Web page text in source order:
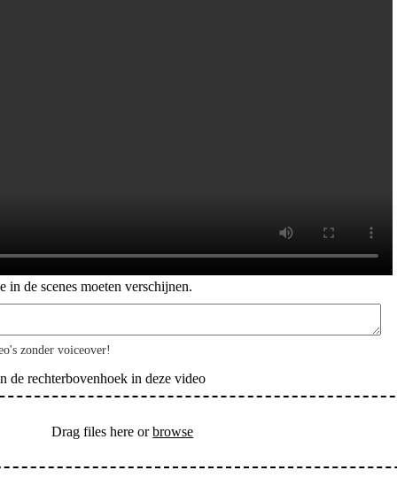
de scenes moeten verschijnen.
zonder voiceover!
de rechterbovenhoek in deze video
Drag files here orbrowse